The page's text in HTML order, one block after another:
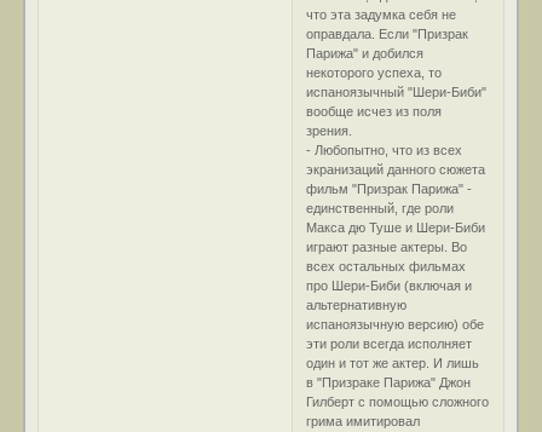
что эта задумка себя не
оправдала. Если "Призрак
Парижа" и добился
некоторого успеха, то
испаноязычный "Шери-Биби"
вообще исчез из поля
зрения.
- Любопытно, что из всех
экранизаций данного сюжета
фильм "Призрак Парижа" -
единственный, где роли
Макса дю Туше и Шери-Биби
играют разные актеры. Во
всех остальных фильмах
про Шери-Биби (включая и
альтернативную
испаноязычную версию) обе
эти роли всегда исполняет
один и тот же актер. И лишь
в "Призраке Парижа" Джон
Гилберт с помощью сложного
грима имитировал